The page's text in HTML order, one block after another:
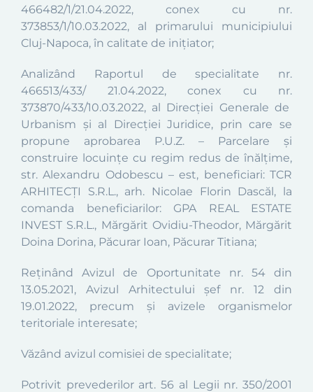
466482/1/21.04.2022, conex cu nr.
373853/1/10.03.2022, al primarului municipiului
Cluj-Napoca, în calitate de inițiator;
Analizând Raportul de specialitate nr.
466513/433/ 21.04.2022,conex cu nr.
373870/433/10.03.2022, al Direcţiei Generale de
Urbanism și al Direcției Juridice, prin care se
propune aprobarea
P.U.Z. – Parcelare și
construire locuințe cu regim redus de înălțime,
str.Alexandru Odobescu – est, beneficiari:TCR
ARHITECȚI S.R.L., arh. Nicolae Florin Dascăl, la
comanda beneficiarilor: GPA REAL ESTATE
INVEST S.R.L., Mărgărit Ovidiu-Theodor, Mărgărit
Doina Dorina, Păcurar Ioan, Păcurar Titiana;
Reținând Avizul de Oportunitate nr. 54din
13.05.2021, Avizul Arhitectului șef nr.12 din
19.01.2022, precum și avizele organismelor
teritoriale interesate;
Văzând avizul comisiei de specialitate;
Potrivit prevederilor art. 56 al Legii nr. 350/2001